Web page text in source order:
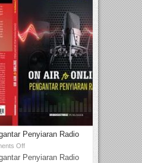
Penyiaran Radio
Off
Penyiaran Radio